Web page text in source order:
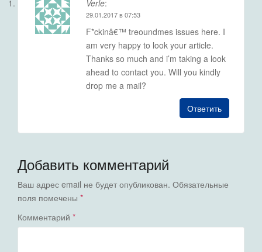
Verle:
29.01.2017 в 07:53
F*ckinâ€™ treoundmes issues here. I
am very happy to look your article.
Thanks so much and i’m taking a look
ahead to contact you. Will you kindly
drop me a mail?
Ответить
Добавить комментарий
Ваш адрес email не будет опубликован. Обязательные
поля помечены *
Комментарий *